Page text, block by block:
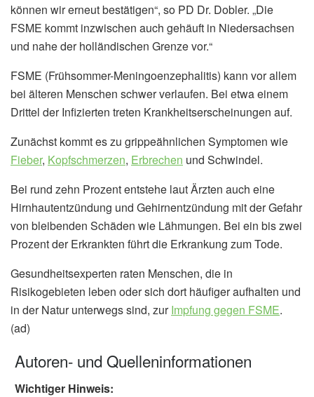
können wir erneut bestätigen“, so PD Dr. Dobler. „Die
FSME kommt inzwischen auch gehäuft in Niedersachsen
und nahe der holländischen Grenze vor.“
FSME (Frühsommer-Meningoenzephalitis) kann vor allem
bei älteren Menschen schwer verlaufen. Bei etwa einem
Drittel der Infizierten treten Krankheitserscheinungen auf.
Zunächst kommt es zu grippeähnlichen Symptomen wie
Fieber, Kopfschmerzen, Erbrechen und Schwindel.
Bei rund zehn Prozent entstehe laut Ärzten auch eine
Hirnhautentzündung und Gehirnentzündung mit der Gefahr
von bleibenden Schäden wie Lähmungen. Bei ein bis zwei
Prozent der Erkrankten führt die Erkrankung zum Tode.
Gesundheitsexperten raten Menschen, die in
Risikogebieten leben oder sich dort häufiger aufhalten und
in der Natur unterwegs sind, zurImpfung gegen FSME.
(ad)
Autoren- und Quelleninformationen
Wichtiger Hinweis: